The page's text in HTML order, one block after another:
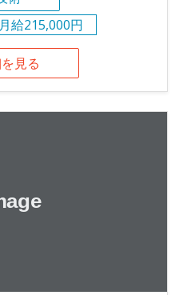
月給215,000円
見る